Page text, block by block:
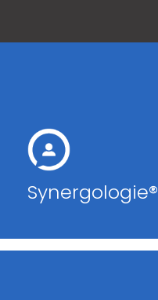
Synergologie®